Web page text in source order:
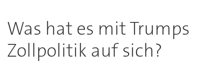
Was hat es mit Trumps
Zollpolitik auf sich?